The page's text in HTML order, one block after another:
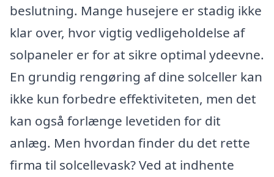
beslutning. Mange husejere er stadig ikke
klar over, hvor vigtig vedligeholdelse af
solpaneler er for at sikre optimal ydeevne.
En grundig rengøring af dine solceller kan
ikke kun forbedre effektiviteten, men det
kan også forlænge levetiden for dit
anlæg. Men hvordan finder du det rette
firma til solcellevask? Ved at indhente